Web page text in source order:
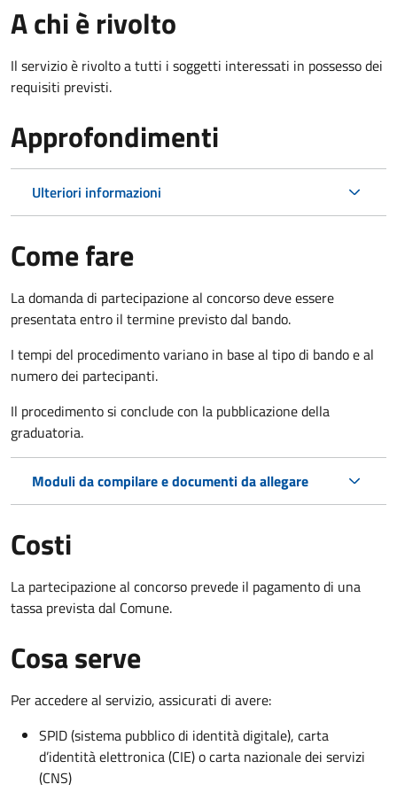
A chi è rivolto
Il servizio è rivolto a tutti i soggetti interessati in possesso dei
requisiti previsti.
Approfondimenti
Ulteriori informazioni
Come fare
La domanda di partecipazione al concorso deve essere
presentata entro il termine previsto dal bando.
I tempi del procedimento variano in base al tipo di bando e al
numero dei partecipanti.
Il procedimento si conclude con la pubblicazione della
graduatoria.
Moduli da compilare e documenti da allegare
Costi
La partecipazione al concorso prevede il pagamento di una
tassa prevista dal Comune.
Cosa serve
Per accedere al servizio, assicurati di avere:
SPID (sistema pubblico di identità digitale), carta
d’identità elettronica (CIE) o carta nazionale dei servizi
(CNS)